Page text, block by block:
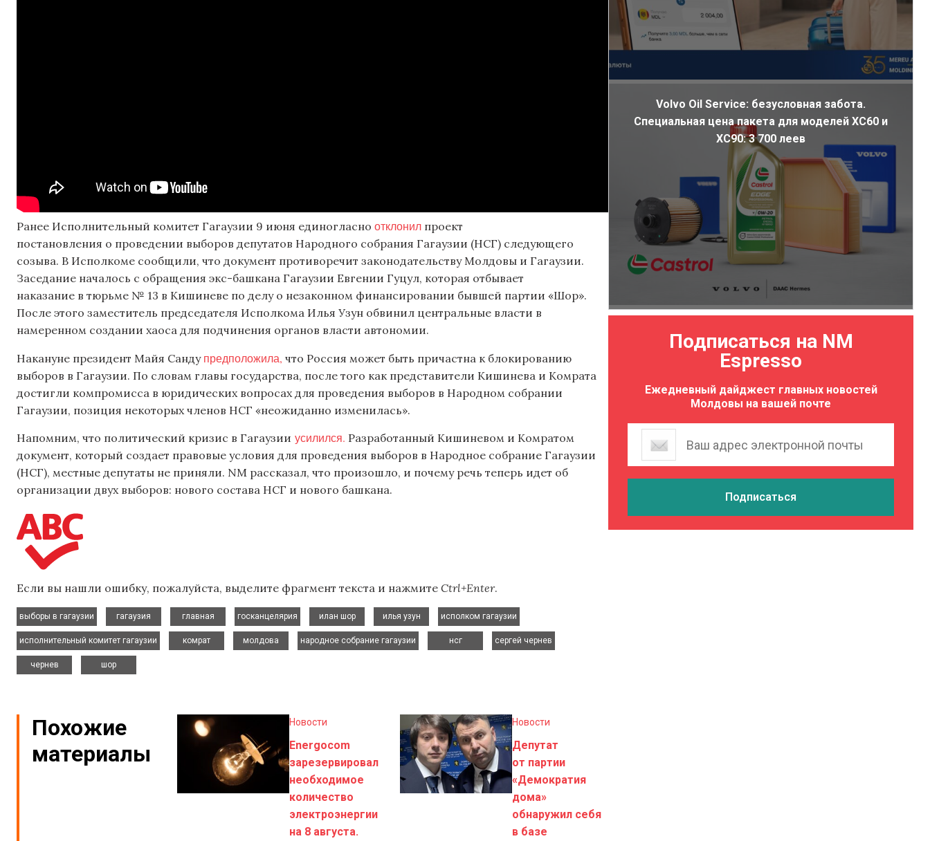
Ранее Исполнительный комитет Гагаузии 9 июня единогласно отклонил проект
постановления о проведении выборов депутатов Народного собрания Гагаузии (НСГ) следующего
созыва. В Исполкоме сообщили, что документ противоречит законодательству Молдовы и Гагаузии.
Заседание началось с обращения экс-башкана Гагаузии Евгении Гуцул, которая отбывает
наказание в тюрьме № 13 в Кишиневе по делу о незаконном финансировании бывшей партии «Шор».
После этого заместитель председателя Исполкома Илья Узун обвинил центральные власти в
намеренном создании хаоса для подчинения органов власти автономии.
Накануне президент Майя Санду предположила, что Россия может быть причастна к блокированию
выборов в Гагаузии. По словам главы государства, после того как представители Кишинева и Комрата
достигли компромисса в юридических вопросах для проведения выборов в Народном собрании
Гагаузии, позиция некоторых членов НСГ «неожиданно изменилась».
Напомним, что политический кризис в Гагаузии усилился. Разработанный Кишиневом и Комратом
документ, который создает правовые условия для проведения выборов в Народное собрание Гагаузии
(НСГ), местные депутаты не приняли. NM рассказал, что произошло, и почему речь теперь идет об
организации двух выборов: нового состава НСГ и нового башкана.
Если вы нашли ошибку, пожалуйста, выделите фрагмент текста и нажмите Ctrl+Enter.
выборы в гагаузии
гагаузия
главная
госканцелярия
илан шор
илья узун
исполком гагаузии
исполнительный комитет гагаузии
комрат
молдова
народное собрание гагаузии
нсг
сергей чернев
чернев
шор
Похожие
материалы
Новости
Energocom
зарезервировал
необходимое
количество
электроэнергии
на 8 августа.
Новости
Депутат
от партии
«Демократия
дома»
обнаружил себя
в базе
Volvo Oil Service: безусловная забота.
Специальная цена пакета для моделей XC60 и
XC90: 3 700 леев
Подписаться на NM
Espresso
Ежедневный дайджест главных новостей
Молдовы на вашей почте